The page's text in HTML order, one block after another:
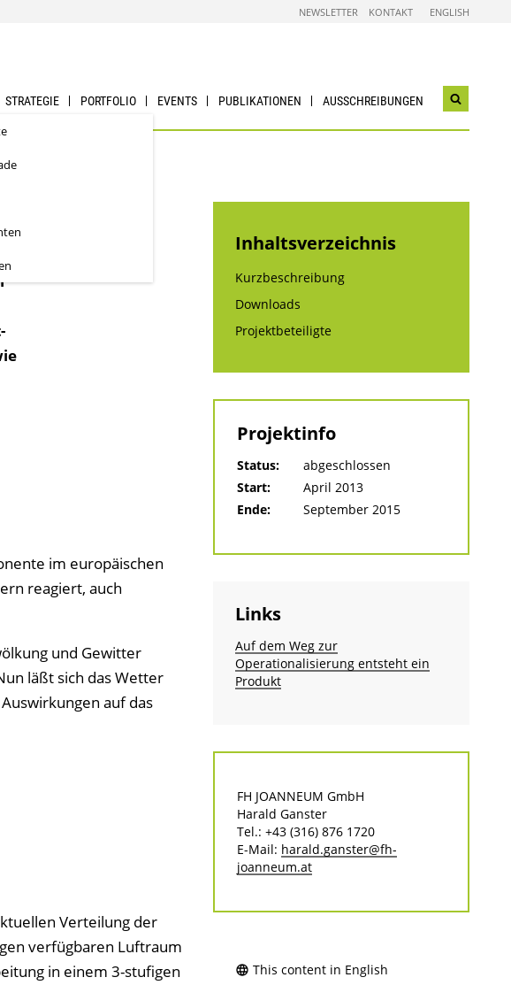
NEWSLETTER KONTAKT ENGLISH
STRATEGIE PORTFOLIO EVENTS PUBLIKATIONEN AUSSCHREIBUNGEN
im europäischen
reagiert, auch
und Gewitter
läßt sich das Wetter
auf das
Verteilung der
verfügbaren Luftraum
in einem 3-stufigen
Inhaltsverzeichnis
Kurzbeschreibung
Downloads
Projektbeteiligte
Projektinfo
Status:
abgeschlossen
Start:
April 2013
Ende:
September 2015
Links
Auf dem Weg zur
Operationalisierung entsteht ein
Produkt
FH JOANNEUM GmbH
Harald Ganster
Tel.: +43 (316) 876 1720
E-Mail: harald.ganster@fh-
joanneum.at
This content in English